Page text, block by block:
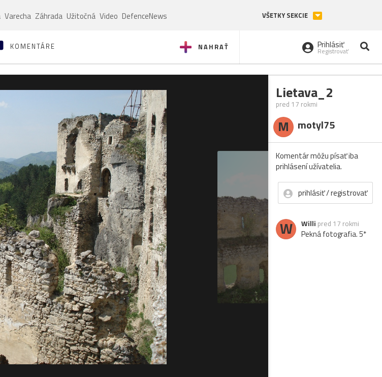
Varecha Záhrada Užitočná Video DefenceNews VŠETKY SEKCIE
NAHRAŤ
KOMENTÁRE Prihlásiť
Registrovať
Lietava_2
pred 17 rokmi
M motyl75
Komentár môžu písať iba
prihlásení užívatelia.
prihlásiť / registrovať
W Willi pred 17 rokmi
Pekná fotografia. 5*